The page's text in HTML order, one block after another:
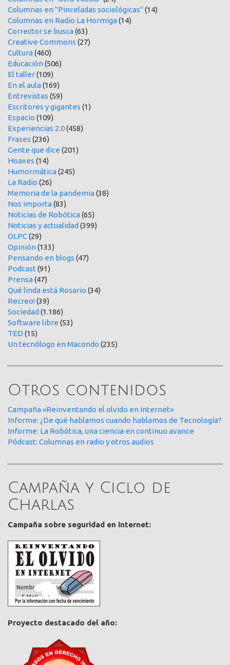
Columnas en "Pinceladas sociológicas"(14)
Columnas en Radio La Hormiga(14)
Corrector se busca(63)
Creative Commons (27)
Cultura(460)
Educación(506)
El taller(109)
En el aula(169)
Entrevistas (59)
Escritores y gigantes (1)
Espacio (109)
Experiencias 2.0(458)
Frases (236)
Gente que dice (201)
Hoaxes (14)
Humormática(245)
La Radio (26)
Memoria de la pandemia(38)
Nos importa(83)
Noticias de Robótica(65)
Noticias y actualidad (399)
OLPC(29)
Opinión(133)
Pensando en blogs (47)
Podcast (91)
Prensa(47)
Qué linda está Rosario (34)
Recreo!(39)
Sociedad (1.186)
Software libre (53)
TED (15)
Un tecnólogo en Macondo (235)
Otros contenidos
Campaña «Reinventando el olvido en Internet»
Informe: ¿De qué hablamos cuando hablamos de Tecnología?
Informe: La Robótica, una ciencia en continuo avance
Pódcast: Columnas en radio y otros audios
Campaña y Ciclo de
Charlas
Campaña sobre seguridad en internet:
Proyecto destacado del año: